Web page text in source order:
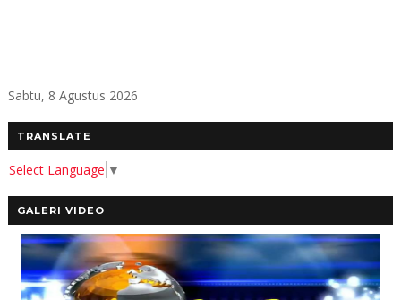
Sabtu, 8 Agustus 2026
TRANSLATE
Select Language ▼
GALERI VIDEO